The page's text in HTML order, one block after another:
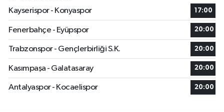
Kayserispor - Konyaspor
17:00
Fenerbahçe - Eyüpspor 20:00
Trabzonspor - Gençlerbirliği S.K. 20:00
Kasımpaşa - Galatasaray 20:00
Antalyaspor - Kocaelispor 20:00